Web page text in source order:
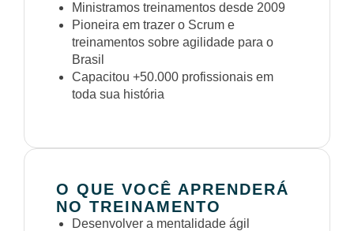
Ministramos treinamentos desde 2009
Pioneira em trazer o Scrum e
treinamentos sobre agilidade para o
Brasil
Capacitou +50.000 profissionais em
toda sua história
O QUE VOCÊ APRENDERÁ
NO TREINAMENTO
Desenvolver a mentalidade ágil